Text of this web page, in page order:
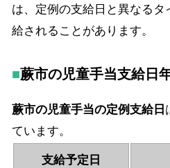
は、定例の支給日と異なる
給されることがあります。
蕨市の児童手当支給日
蕨市の児童手当の定例支給日
ています。
支給予定日